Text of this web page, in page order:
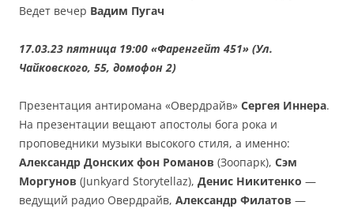
Ведет вечер Вадим Пугач
17.03.23 пятница 19:00 «Фаренгейт 451» (Ул.
Чайковского, 55, домофон 2)
Презентация антиромана «Овердрайв» Сергея Иннера.
На презентации вещают апостолы бога рока и
проповедники музыки высокого стиля, а именно:
Александр Донских фон Романов (Зоопарк), Сэм
Моргунов (Junkyard Storytellaz), Денис Никитенко —
ведущий радио Овердрайв, Александр Филатов —